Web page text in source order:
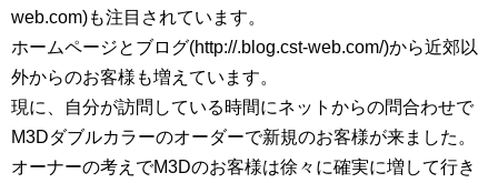
web.com)も注目されています。
ホームページとブログ(http://.blog.cst-web.com/)から近郊以
外からのお客様も増えています。
現に、自分が訪問している時間にネットからの問合わせで
M3Dダブルカラーのオーダーで新規のお客様が来ました。
オーナーの考えでM3Dのお客様は徐々に確実に増して行き